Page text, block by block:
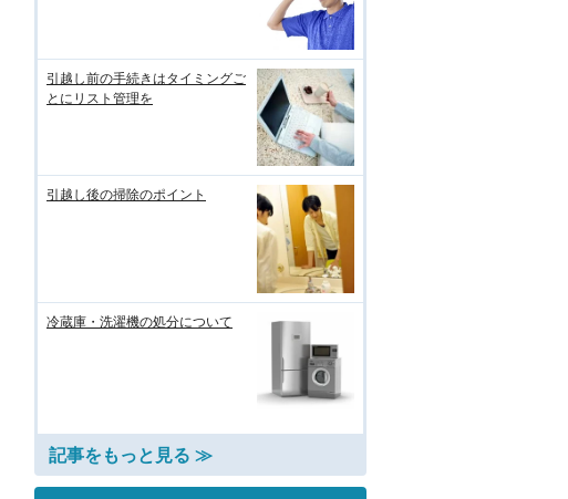
引越し前の手続きはタイミングご
とにリスト管理を
引越し後の掃除のポイント
冷蔵庫・洗濯機の処分について
記事をもっと見る ≫